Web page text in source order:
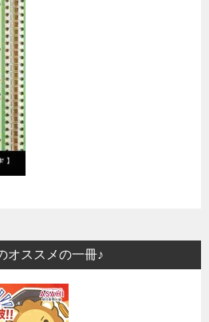
オススメの一冊♪